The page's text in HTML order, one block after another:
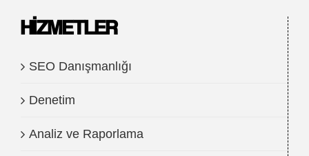
HIZMETLER
SEO Danışmanlığı
Denetim
Analiz ve Raporlama